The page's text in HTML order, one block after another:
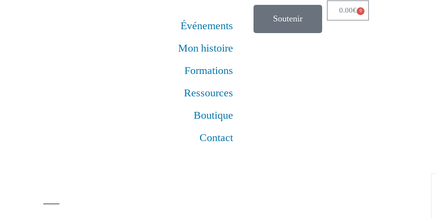
Événements
Mon histoire
Formations
Ressources
Boutique
Contact
Soutenir
0.00€ 0